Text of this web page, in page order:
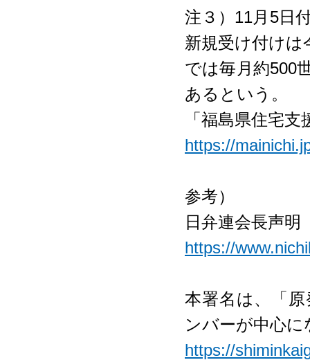
注３）11月5日
新規受け付けは
では毎月約500
あるという。
「福島県住宅
https://
参考）
日弁連会長声明
https://
本署名は、「
ンバーが中心
https://